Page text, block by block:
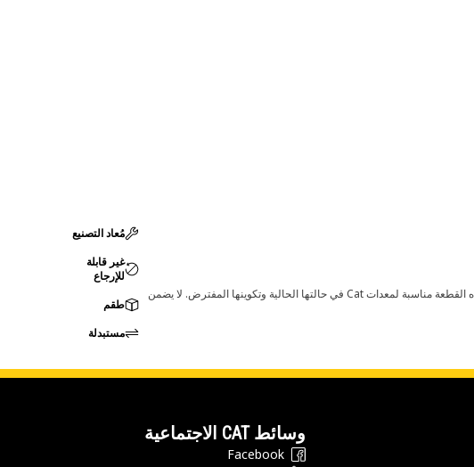
قد تؤدي أي تغييرات في ضبط الشركة المصنعة إلى عدم ملاءمة المنتج لمعدات Cat لديك. يرجى استشارة وكيل Cat لديك قبل الشراء للتأكد من أن هذه القطعة مناسبة لمعدات Cat في حالتها الحالية وتكوينها المفترض. لا يضمن
مُعاد التصنيع
غير قابلة
للإرجاع
طقم
مستبدلة
وسائط CAT الاجتماعية
Facebook